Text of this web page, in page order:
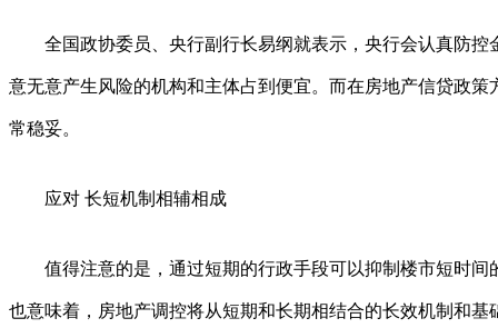
全国政协委员、央行副行长易纲就表示，央行会认真防控
意无意产生风险的机构和主体占到便宜。而在房地产信贷政策
常稳妥。
应对 长短机制相辅相成
值得注意的是，通过短期的行政手段可以抑制楼市短时间
也意味着，房地产调控将从短期和长期相结合的长效机制和基